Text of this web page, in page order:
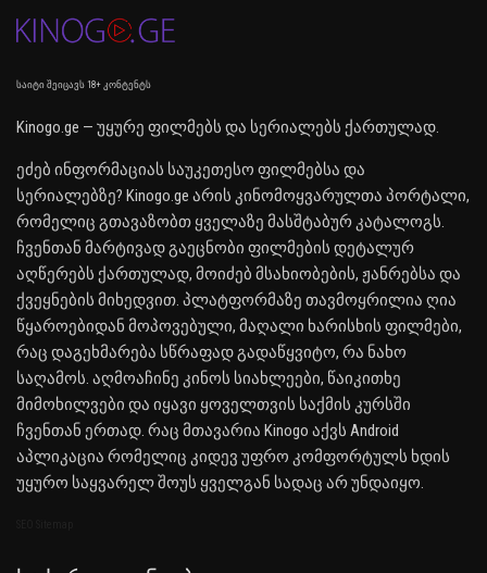
საიტი შეიცავს 18+ კონტენტს
Kinogo.ge — უყურე ფილმებს და სერიალებს ქართულად.
ეძებ ინფორმაციას საუკეთესო ფილმებსა და
სერიალებზე? Kinogo.ge არის კინომოყვარულთა პორტალი,
რომელიც გთავაზობთ ყველაზე მასშტაბურ კატალოგს.
ჩვენთან მარტივად გაეცნობი ფილმების დეტალურ
აღწერებს ქართულად, მოიძებ მსახიობების, ჟანრებსა და
ქვეყნების მიხედვით. პლატფორმაზე თავმოყრილია ღია
წყაროებიდან მოპოვებული, მაღალი ხარისხის ფილმები,
რაც დაგეხმარება სწრაფად გადაწყვიტო, რა ნახო
საღამოს. აღმოაჩინე კინოს სიახლეები, წაიკითხე
მიმოხილვები და იყავი ყოველთვის საქმის კურსში
ჩვენთან ერთად. რაც მთავარია Kinogo აქვს Android
აპლიკაცია რომელიც კიდევ უფრო კომფორტულს ხდის
უყურო საყვარელ შოუს ყველგან სადაც არ უნდაიყო.